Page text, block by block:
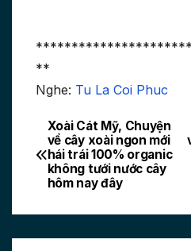
**
Nghe: Tu La Coi Phuc
Post
navigation
Xoài Cát Mỹ, Chuyện
về cây xoài ngon mới
hái trái 100% organic
không tưới nước cây
hôm nay đây